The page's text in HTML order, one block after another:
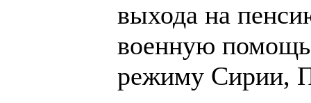
выхода на
военную помощь
режиму Сирии,